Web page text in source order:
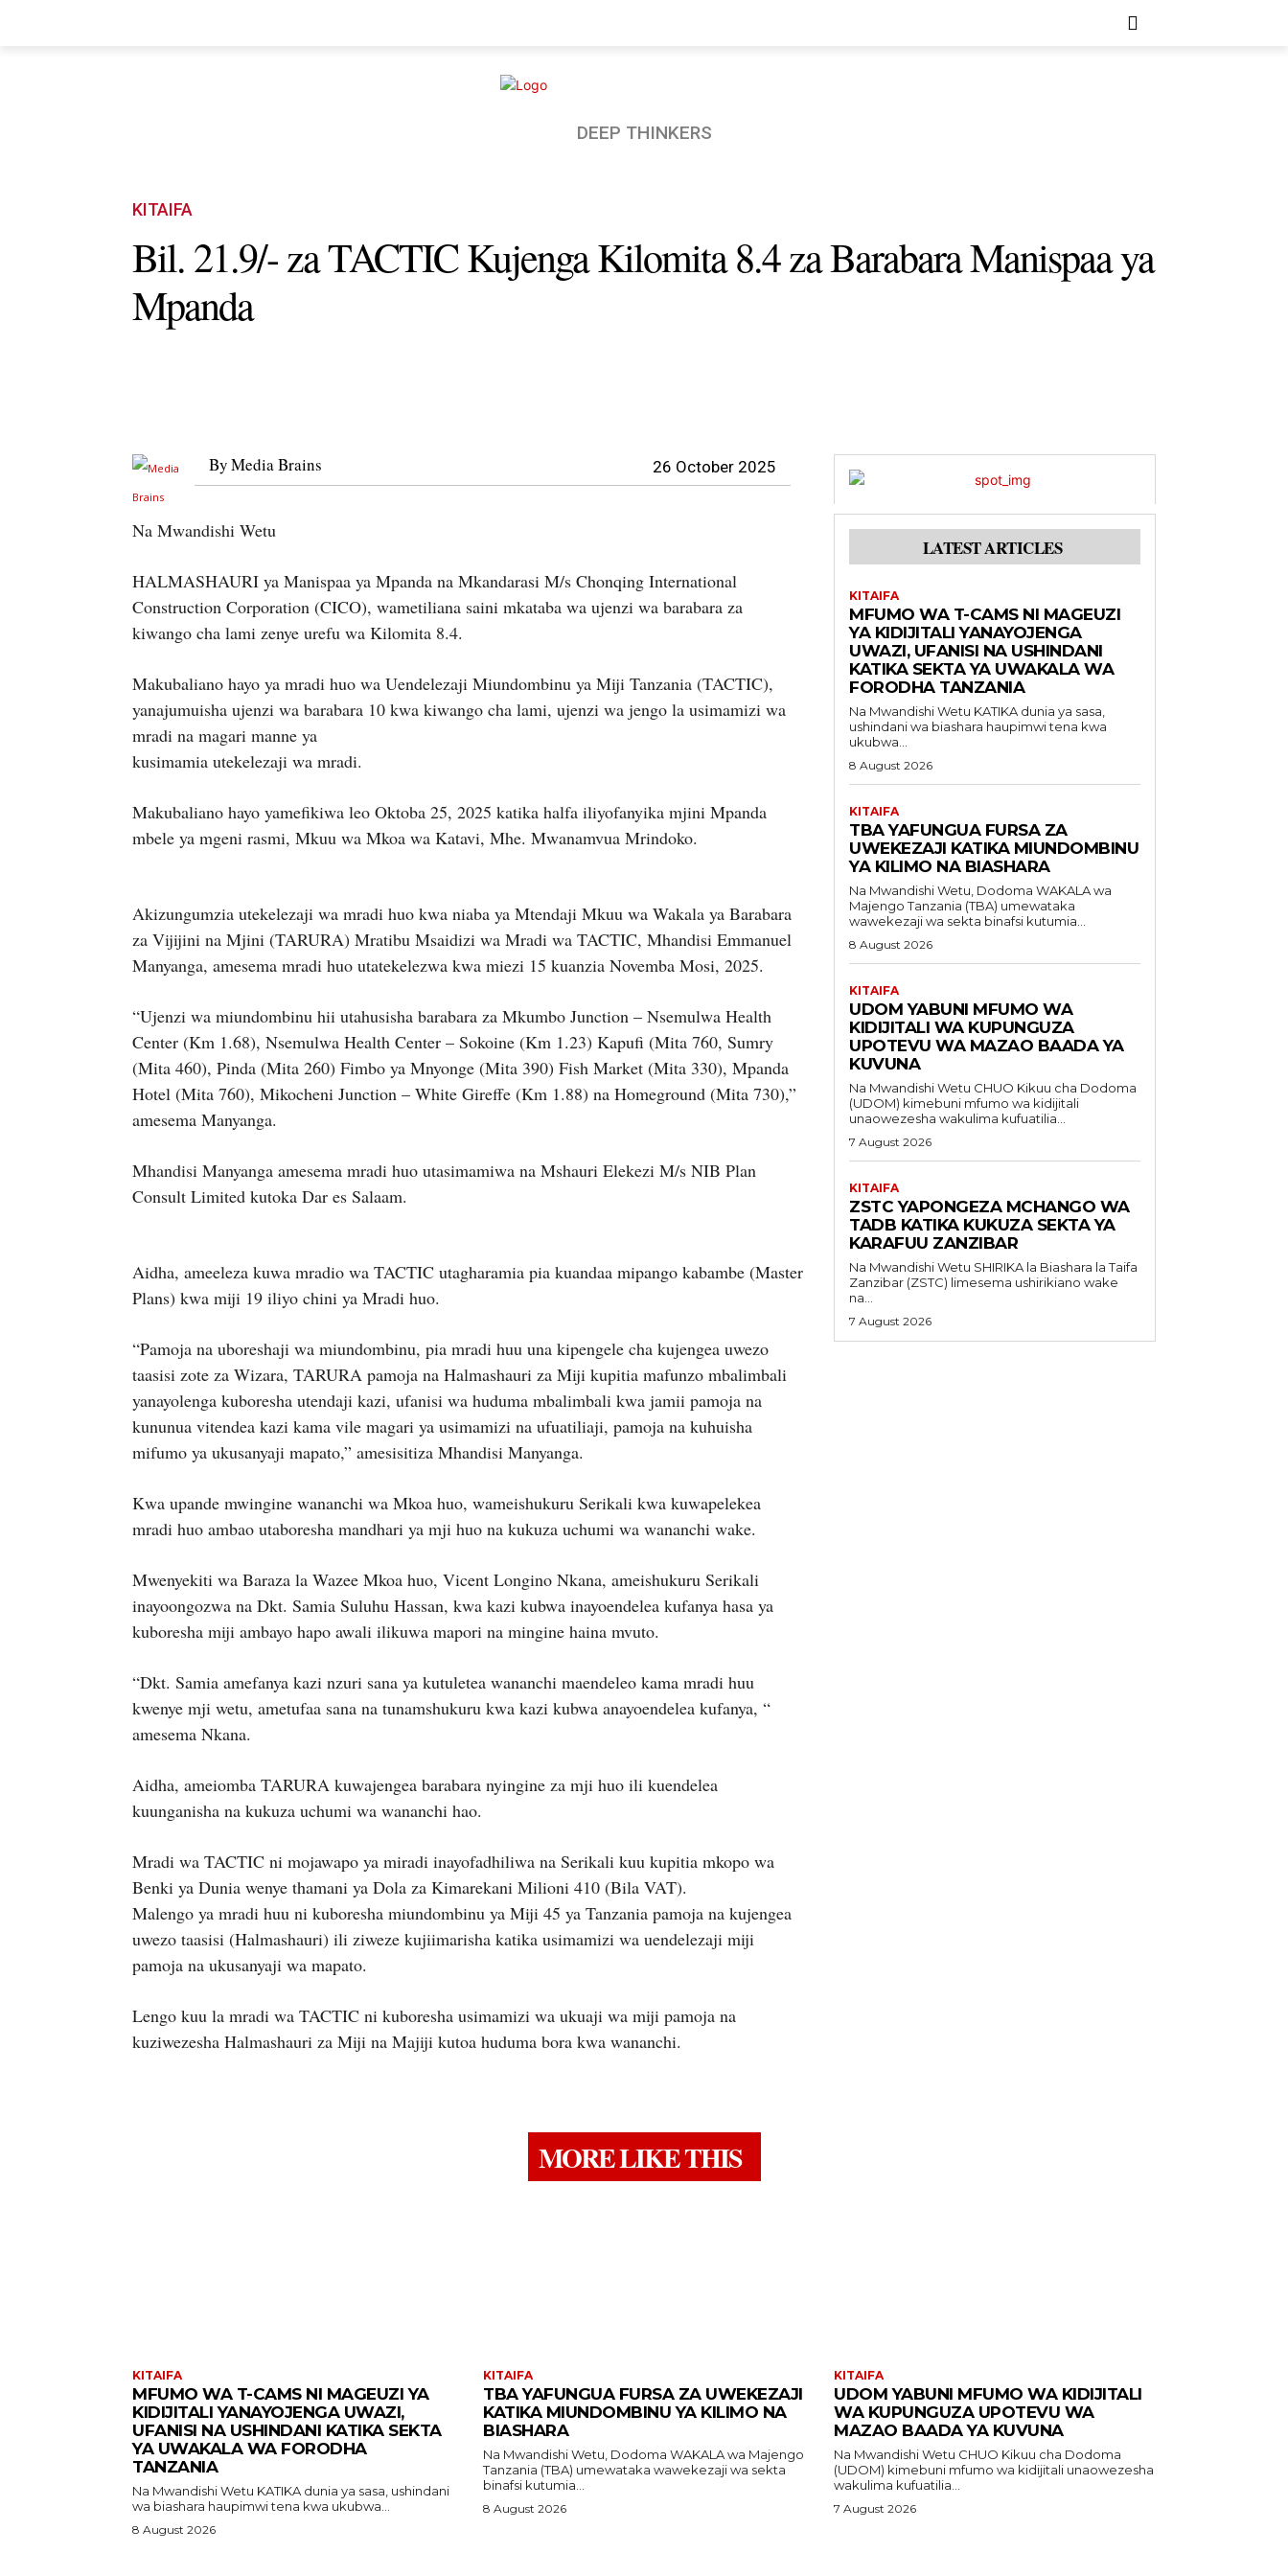
DEEP THINKERS
KITAIFA
Bil. 21.9/- za TACTIC Kujenga Kilomita 8.4 za Barabara Manispaa ya
Mpanda
ByMedia Brains 26 October 2025
Na Mwandishi Wetu
HALMASHAURI ya Manispaa ya Mpanda na Mkandarasi M/s Chonqing International
Construction Corporation (CICO), wametiliana saini mkataba wa ujenzi wa barabara za
kiwango cha lami zenye urefu wa Kilomita 8.4.
Makubaliano hayo ya mradi huo wa Uendelezaji Miundombinu ya Miji Tanzania (TACTIC),
yanajumuisha ujenzi wa barabara 10 kwa kiwango cha lami, ujenzi wa jengo la usimamizi wa
mradi na magari manne ya
kusimamia utekelezaji wa mradi.
Makubaliano hayo yamefikiwa leo Oktoba 25, 2025 katika halfa iliyofanyika mjini Mpanda
mbele ya mgeni rasmi, Mkuu wa Mkoa wa Katavi, Mhe. Mwanamvua Mrindoko.
Akizungumzia utekelezaji wa mradi huo kwa niaba ya Mtendaji Mkuu wa Wakala ya Barabara
za Vijijini na Mjini (TARURA) Mratibu Msaidizi wa Mradi wa TACTIC, Mhandisi Emmanuel
Manyanga, amesema mradi huo utatekelezwa kwa miezi 15 kuanzia Novemba Mosi, 2025.
“Ujenzi wa miundombinu hii utahusisha barabara za Mkumbo Junction – Nsemulwa Health
Center (Km 1.68), Nsemulwa Health Center – Sokoine (Km 1.23) Kapufi (Mita 760, Sumry
(Mita 460), Pinda (Mita 260) Fimbo ya Mnyonge (Mita 390) Fish Market (Mita 330), Mpanda
Hotel (Mita 760), Mikocheni Junction – White Gireffe (Km 1.88) na Homeground (Mita 730),”
amesema Manyanga.
Mhandisi Manyanga amesema mradi huo utasimamiwa na Mshauri Elekezi M/s NIB Plan
Consult Limited kutoka Dar es Salaam.
Aidha, ameeleza kuwa mradio wa TACTIC utagharamia pia kuandaa mipango kabambe (Master
Plans) kwa miji 19 iliyo chini ya Mradi huo.
“Pamoja na uboreshaji wa miundombinu, pia mradi huu una kipengele cha kujengea uwezo
taasisi zote za Wizara, TARURA pamoja na Halmashauri za Miji kupitia mafunzo mbalimbali
yanayolenga kuboresha utendaji kazi, ufanisi wa huduma mbalimbali kwa jamii pamoja na
kununua vitendea kazi kama vile magari ya usimamizi na ufuatiliaji, pamoja na kuhuisha
mifumo ya ukusanyaji mapato,” amesisitiza Mhandisi Manyanga.
Kwa upande mwingine wananchi wa Mkoa huo, wameishukuru Serikali kwa kuwapelekea
mradi huo ambao utaboresha mandhari ya mji huo na kukuza uchumi wa wananchi wake.
Mwenyekiti wa Baraza la Wazee Mkoa huo, Vicent Longino Nkana, ameishukuru Serikali
inayoongozwa na Dkt. Samia Suluhu Hassan, kwa kazi kubwa inayoendelea kufanya hasa ya
kuboresha miji ambayo hapo awali ilikuwa mapori na mingine haina mvuto.
“Dkt. Samia amefanya kazi nzuri sana ya kutuletea wananchi maendeleo kama mradi huu
kwenye mji wetu, ametufaa sana na tunamshukuru kwa kazi kubwa anayoendelea kufanya, “
amesema Nkana.
Aidha, ameiomba TARURA kuwajengea barabara nyingine za mji huo ili kuendelea
kuunganisha na kukuza uchumi wa wananchi hao.
Mradi wa TACTIC ni mojawapo ya miradi inayofadhiliwa na Serikali kuu kupitia mkopo wa
Benki ya Dunia wenye thamani ya Dola za Kimarekani Milioni 410 (Bila VAT).
Malengo ya mradi huu ni kuboresha miundombinu ya Miji 45 ya Tanzania pamoja na kujengea
uwezo taasisi (Halmashauri) ili ziweze kujiimarisha katika usimamizi wa uendelezaji miji
pamoja na ukusanyaji wa mapato.
Lengo kuu la mradi wa TACTIC ni kuboresha usimamizi wa ukuaji wa miji pamoja na
kuziwezesha Halmashauri za Miji na Majiji kutoa huduma bora kwa wananchi.
LATEST ARTICLES
KITAIFA
MFUMO WA T-CAMS NI MAGEUZI
YA KIDIJITALI YANAYOJENGA
UWAZI, UFANISI NA USHINDANI
KATIKA SEKTA YA UWAKALA WA
FORODHA TANZANIA
Na Mwandishi Wetu KATIKA dunia ya sasa,
ushindani wa biashara haupimwi tena kwa
ukubwa...
8 August 2026
KITAIFA
TBA YAFUNGUA FURSA ZA
UWEKEZAJI KATIKA MIUNDOMBINU
YA KILIMO NA BIASHARA
Na Mwandishi Wetu, Dodoma WAKALA wa
Majengo Tanzania (TBA) umewataka
wawekezaji wa sekta binafsi kutumia...
8 August 2026
KITAIFA
UDOM YABUNI MFUMO WA
KIDIJITALI WA KUPUNGUZA
UPOTEVU WA MAZAO BAADA YA
KUVUNA
Na Mwandishi Wetu CHUO Kikuu cha Dodoma
(UDOM) kimebuni mfumo wa kidijitali
unaowezesha wakulima kufuatilia...
7 August 2026
KITAIFA
ZSTC YAPONGEZA MCHANGO WA
TADB KATIKA KUKUZA SEKTA YA
KARAFUU ZANZIBAR
Na Mwandishi Wetu SHIRIKA la Biashara la Taifa
Zanzibar (ZSTC) limesema ushirikiano wake
na...
7 August 2026
MORE LIKE THIS
KITAIFA
MFUMO WA T-CAMS NI MAGEUZI YA
KIDIJITALI YANAYOJENGA UWAZI,
UFANISI NA USHINDANI KATIKA SEKTA
YA UWAKALA WA FORODHA
TANZANIA
Na Mwandishi Wetu KATIKA dunia ya sasa, ushindani
wa biashara haupimwi tena kwa ukubwa...
8 August 2026
KITAIFA
TBA YAFUNGUA FURSA ZA UWEKEZAJI
KATIKA MIUNDOMBINU YA KILIMO NA
BIASHARA
Na Mwandishi Wetu, Dodoma WAKALA wa Majengo
Tanzania (TBA) umewataka wawekezaji wa sekta
binafsi kutumia...
8 August 2026
KITAIFA
UDOM YABUNI MFUMO WA KIDIJITALI
WA KUPUNGUZA UPOTEVU WA
MAZAO BAADA YA KUVUNA
Na Mwandishi Wetu CHUO Kikuu cha Dodoma
(UDOM) kimebuni mfumo wa kidijitali unaowezesha
wakulima kufuatilia...
7 August 2026